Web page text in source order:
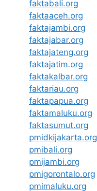
faktabali.org
faktaaceh.org
faktajambi.org
faktajabar.org
faktajateng.org
faktajatim.org
faktakalbar.org
faktariau.org
faktapapua.org
faktamaluku.org
faktasumut.org
pmidkijakarta.org
pmibali.org
pmijambi.org
pmigorontalo.org
pmimaluku.org